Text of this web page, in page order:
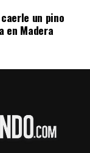
un pino
en Madera